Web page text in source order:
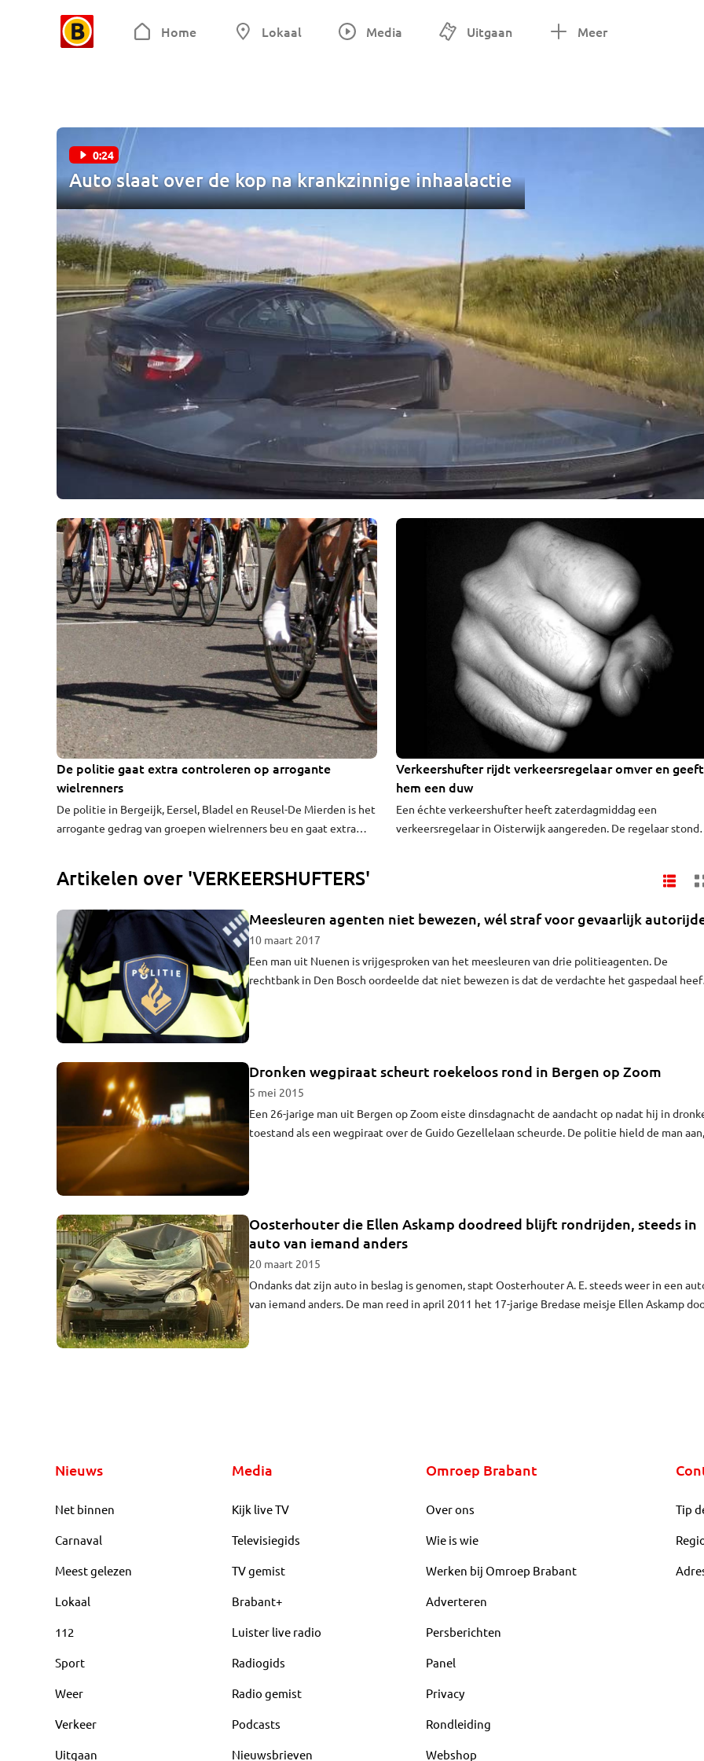
Home Lokaal Media Uitgaan Meer
0:24
Auto slaat over de kop na krankzinnige inhaalactie
De politie gaat extra controleren op arrogante
wielrenners
De politie in Bergeijk, Eersel, Bladel en Reusel-De Mierden is het
arrogante gedrag van groepen wielrenners beu en gaat extra
zich. Redenen genoeg voor de politie om extra te controleren.
Verkeershufter rijdt verkeersregelaar omver en geeft
hem een duw
Een échte verkeershufter heeft zaterdagmiddag een
verkeersregelaar in Oisterwijk aangereden. De regelaar stond
Artikelen over 'VERKEERSHUFTERS'
Meesleuren agenten niet bewezen, wél straf voor gevaarlijk
10 maart 2017
Een man uit Nuenen is vrijgesproken van het meesleuren van drie politieagenten. De
rechtbank in Den Bosch oordeelde dat niet bewezen is dat de verdachte het gaspedaal heeft
Dronken wegpiraat scheurt roekeloos rond in Bergen op Zoom
5 mei 2015
Een 26-jarige man uit Bergen op Zoom eiste dinsdagnacht de aandacht op nadat hij in
toestand als een wegpiraat over de Guido Gezellelaan scheurde. De politie hield de man aan,
Oosterhouter die Ellen Askamp doodreed blijft rondrijden, steeds in
auto van iemand anders
20 maart 2015
Ondanks dat zijn auto in beslag is genomen, stapt Oosterhouter A. E. steeds weer in een
van iemand anders. De man reed in april 2011 het 17-jarige Bredase meisje Ellen Askamp
Nieuws
Net binnen
Carnaval
Meest gelezen
Lokaal
112
Sport
Weer
Verkeer
Uitgaan
Media
Kijk live TV
Televisiegids
TV gemist
Brabant+
Luister live radio
Radiogids
Radio gemist
Podcasts
Nieuwsbrieven
Omroep Brabant
Over ons
Wie is wie
Werken bij Omroep Brabant
Adverteren
Persberichten
Panel
Privacy
Rondleiding
Webshop
Tip